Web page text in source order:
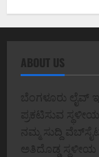
ABOUT US
ಬೆಂಗಳೂರು ಲೈವ್
ಪ್ರಕಟಿಸುವ
ನಮ್ಮ ಸುದ್ದಿ
ಅತಿದೊಡ್ಡ ಸ್ಥಳೀಯ